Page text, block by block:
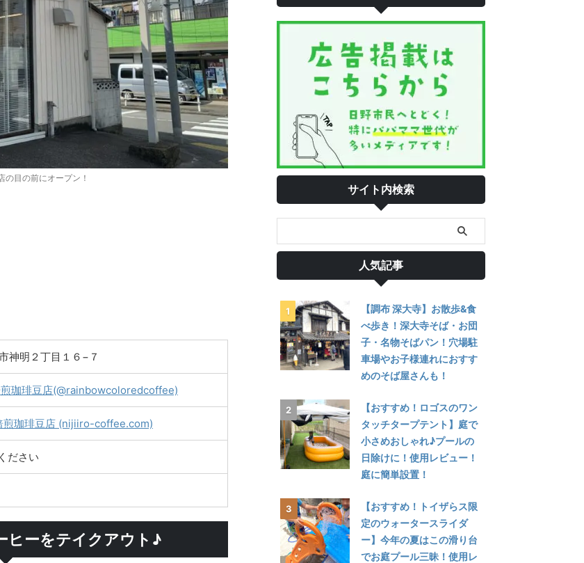
の目の前にオープン！
神明２丁目１６−７
珈琲豆店(@rainbowcoloredcoffee)
煎珈琲豆店 (nijiiro-coffee.com)
ださい
ヒーをテイクアウト♪
サイト内検索
人気記事
【調布 深大寺】お散歩&食
べ歩き！深大寺そば・お団
子・名物そばパン！穴場駐
車場やお子様連れにおすす
めのそば屋さんも！
【おすすめ！ロゴスのワン
タッチタープテント】庭で
小さめおしゃれ♪プールの
日除けに！使用レビュー！
庭に簡単設置！
【おすすめ！トイザらス限
定のウォータースライダ
ー】今年の夏はこの滑り台
でお庭プール三昧！使用レ